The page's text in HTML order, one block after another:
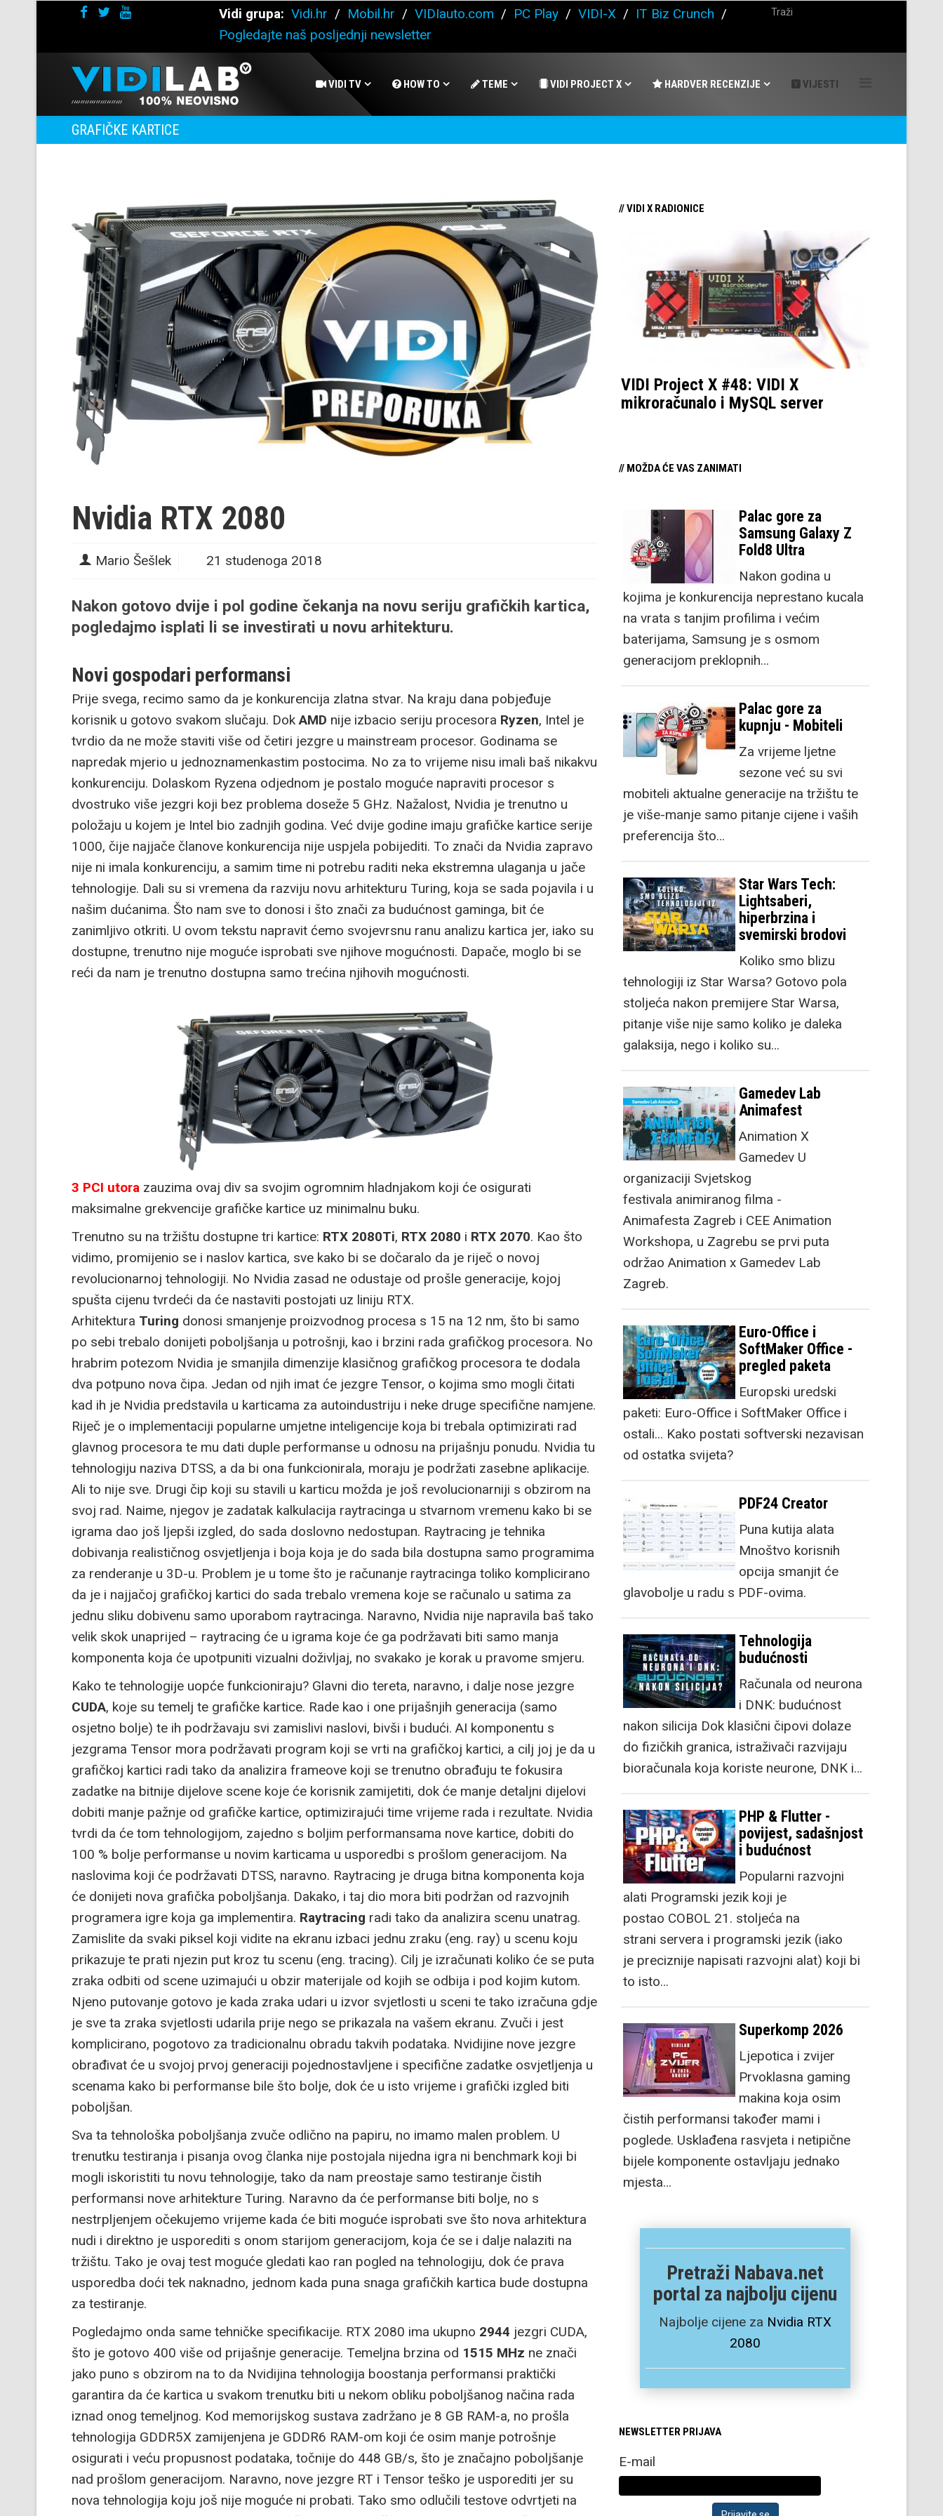
Vidi grupa: Vidi.hr / Mobil.hr / VIDIauto.com / PC Play / VIDI-X / IT Biz Crunch /
Pogledajte naš posljednji newsletter
VIDI TV HOW TO TEME VIDI PROJECT X HARDVER RECENZIJE VIJESTI
GRAFIČKE KARTICE
Nvidia RTX 2080
Mario Šešlek 21 studenoga 2018
Nakon gotovo dvije i pol godine čekanja na novu seriju grafičkih kartica,
pogledajmo isplati li se investirati u novu arhitekturu.
Novi gospodari performansi
Prije svega, recimo samo da je konkurencija zlatna stvar. Na kraju dana pobjeđuje
korisnik u gotovo svakom slučaju. DokAMD nije izbacio seriju procesora Ryzen, Intel je
tvrdio da ne može staviti više od četiri jezgre u mainstream procesor. Godinama se
napredak mjerio u jednoznamenkastim postocima. No za to vrijeme nisu imali baš nikakvu
konkurenciju. Dolaskom Ryzena odjednom je postalo moguće napraviti procesor s
dvostruko više jezgri koji bez problema doseže 5 GHz. Nažalost, Nvidia je trenutno u
položaju u kojem je Intel bio zadnjih godina. Već dvije godine imaju grafičke kartice serije
1000, čije najjače članove konkurencija nije uspjela pobijediti. To znači da Nvidia zapravo
nije ni imala konkurenciju, a samim time ni potrebu raditi neka ekstremna ulaganja u jače
tehnologije. Dali su si vremena da razviju novu arhitekturu Turing, koja se sada pojavila i u
našim dućanima. Što nam sve to donosi i što znači za budućnost gaminga, bit će
zanimljivo otkriti. U ovom tekstu napravit ćemo svojevrsnu ranu analizu kartica jer, iako su
dostupne, trenutno nije moguće isprobati sve njihove mogućnosti. Dapače, moglo bi se
reći da nam je trenutno dostupna samo trećina njihovih mogućnosti.
3 PCI utora zauzima ovaj div sa svojim ogromnim hladnjakom koji će osigurati
maksimalne grekvencije grafičke kartice uz minimalnu buku.
Trenutno su na tržištu dostupne tri kartice: RTX 2080Ti, RTX 2080 i RTX 2070. Kao što
vidimo, promijenio se i naslov kartica, sve kako bi se dočaralo da je riječ o novoj
revolucionarnoj tehnologiji. No Nvidia zasad ne odustaje od prošle generacije, kojoj
spušta cijenu tvrdeći da će nastaviti postojati uz liniju RTX.
Arhitektura Turing donosi smanjenje proizvodnog procesa s 15 na 12 nm, što bi samo
po sebi trebalo donijeti poboljšanja u potrošnji, kao i brzini rada grafičkog procesora. No
hrabrim potezom Nvidia je smanjila dimenzije klasičnog grafičkog procesora te dodala
dva potpuno nova čipa. Jedan od njih imat će jezgre Tensor, o kojima smo mogli čitati
kad ih je Nvidia predstavila u karticama za autoindustriju i neke druge specifične namjene.
Riječ je o implementaciji popularne umjetne inteligencije koja bi trebala optimizirati rad
glavnog procesora te mu dati duple performanse u odnosu na prijašnju ponudu. Nvidia tu
tehnologiju naziva DTSS, a da bi ona funkcionirala, moraju je podržati zasebne aplikacije.
Ali to nije sve. Drugi čip koji su stavili u karticu možda je još revolucionarniji s obzirom na
svoj rad. Naime, njegov je zadatak kalkulacija raytracinga u stvarnom vremenu kako bi se
igrama dao još ljepši izgled, do sada doslovno nedostupan. Raytracing je tehnika
dobivanja realističnog osvjetljenja i boja koja je do sada bila dostupna samo programima
za renderanje u 3D-u. Problem je u tome što je računanje raytracinga toliko komplicirano
da je i najjačoj grafičkoj kartici do sada trebalo vremena koje se računalo u satima za
jednu sliku dobivenu samo uporabom raytracinga. Naravno, Nvidia nije napravila baš tako
velik skok unaprijed – raytracing će u igrama koje će ga podržavati biti samo manja
komponenta koja će upotpuniti vizualni doživljaj, no svakako je korak u pravome smjeru.
Kako te tehnologije uopće funkcioniraju? Glavni dio tereta, naravno, i dalje nose jezgre
CUDA, koje su temelj te grafičke kartice. Rade kao i one prijašnjih generacija (samo
osjetno bolje) te ih podržavaju svi zamislivi naslovi, bivši i budući. AI komponentu s
jezgrama Tensor mora podržavati program koji se vrti na grafičkoj kartici, a cilj joj je da u
grafičkoj kartici radi tako da analizira frameove koji se trenutno obrađuju te fokusira
zadatke na bitnije dijelove scene koje će korisnik zamijetiti, dok će manje detaljni dijelovi
dobiti manje pažnje od grafičke kartice, optimizirajući time vrijeme rada i rezultate. Nvidia
tvrdi da će tom tehnologijom, zajedno s boljim performansama nove kartice, dobiti do
100 % bolje performanse u novim karticama u usporedbi s prošlom generacijom. Na
naslovima koji će podržavati DTSS, naravno. Raytracing je druga bitna komponenta koja
će donijeti nova grafička poboljšanja. Dakako, i taj dio mora biti podržan od razvojnih
programera igre koja ga implementira. Raytracing radi tako da analizira scenu unatrag.
Zamislite da svaki piksel koji vidite na ekranu izbaci jednu zraku (eng. ray) u scenu koju
prikazuje te prati njezin put kroz tu scenu (eng. tracing). Cilj je izračunati koliko će se puta
zraka odbiti od scene uzimajući u obzir materijale od kojih se odbija i pod kojim kutom.
Njeno putovanje gotovo je kada zraka udari u izvor svjetlosti u sceni te tako izračuna gdje
je sve ta zraka svjetlosti udarila prije nego se prikazala na vašem ekranu. Zvuči i jest
komplicirano, pogotovo za tradicionalnu obradu takvih podataka. Nvidijine nove jezgre
obrađivat će u svojoj prvoj generaciji pojednostavljene i specifične zadatke osvjetljenja u
scenama kako bi performanse bile što bolje, dok će u isto vrijeme i grafički izgled biti
poboljšan.
Sva ta tehnološka poboljšanja zvuče odlično na papiru, no imamo malen problem. U
trenutku testiranja i pisanja ovog članka nije postojala nijedna igra ni benchmark koji bi
mogli iskoristiti tu novu tehnologije, tako da nam preostaje samo testiranje čistih
performansi nove arhitekture Turing. Naravno da će performanse biti bolje, no s
nestrpljenjem očekujemo vrijeme kada će biti moguće isprobati sve što nova arhitektura
nudi i direktno je usporediti s onom starijom generacijom, koja će se i dalje nalaziti na
tržištu. Tako je ovaj test moguće gledati kao ran pogled na tehnologiju, dok će prava
usporedba doći tek naknadno, jednom kada puna snaga grafičkih kartica bude dostupna
za testiranje.
Pogledajmo onda same tehničke specifikacije. RTX 2080 ima ukupno 2944 jezgri CUDA,
što je gotovo 400 više od prijašnje generacije. Temeljna brzina od 1515 MHz ne znači
jako puno s obzirom na to da Nvidijina tehnologija boostanja performansi praktički
garantira da će kartica u svakom trenutku biti u nekom obliku poboljšanog načina rada
iznad onog temeljnog. Kod memorijskog sustava zadržano je 8 GB RAM-a, no prošla
tehnologija GDDR5X zamijenjena je GDDR6 RAM-om koji će osim manje potrošnje
osigurati i veću propusnost podataka, točnije do 448 GB/s, što je značajno poboljšanje
nad prošlom generacijom. Naravno, nove jezgre RT i Tensor teško je usporediti jer su
nova tehnologija koju još nije moguće ni probati. Tako smo odlučili testove odvrtjeti na
// VIDI X RADIONICE
VIDI Project X #48: VIDI X
mikroračunalo i MySQL server
// MOŽDA ĆE VAS ZANIMATI
Palac gore za
Samsung Galaxy Z
Fold8 Ultra
Nakon godina u
kojima je konkurencija neprestano kucala
na vrata s tanjim profilima i većim
baterijama, Samsung je s osmom
generacijom preklopnih…
Palac gore za
kupnju - Mobiteli
Za vrijeme ljetne
sezone već su svi
mobiteli aktualne generacije na tržištu te
je više-manje samo pitanje cijene i vaših
preferencija što…
Star Wars Tech:
Lightsaberi,
hiperbrzina i
svemirski brodovi
Koliko smo blizu
tehnologiji iz Star Warsa? Gotovo pola
stoljeća nakon premijere Star Warsa,
pitanje više nije samo koliko je daleka
galaksija, nego i koliko su…
Gamedev Lab
Animafest
Animation X
Gamedev U
organizaciji Svjetskog
festivala animiranog filma -
Animafesta Zagreb i CEE Animation
Workshopa, u Zagrebu se prvi puta
održao Animation x Gamedev Lab
Zagreb.
Euro-Office i
SoftMaker Office -
pregled paketa
Europski uredski
paketi: Euro-Office i SoftMaker Office i
ostali... Kako postati softverski nezavisan
od ostatka svijeta?
PDF24 Creator
Puna kutija alata
Mnoštvo korisnih
opcija smanjit će
glavobolje u radu s PDF-ovima.
Tehnologija
budućnosti
Računala od neurona
i DNK: budućnost
nakon silicija Dok klasični čipovi dolaze
do fizičkih granica, istraživači razvijaju
bioračunala koja koriste neurone, DNK i…
PHP & Flutter -
povijest, sadašnjost
i budućnost
Popularni razvojni
alati Programski jezik koji je
postao COBOL 21. stoljeća na
strani servera i programski jezik (iako
je preciznije napisati razvojni alat) koji bi
to isto…
Superkomp 2026
Ljepotica i zvijer
Prvoklasna gaming
makina koja osim
čistih performansi također mami i
poglede. Usklađena rasvjeta i netipične
bijele komponente ostavljaju jednako
mjesta…
Pretraži Nabava.net
portal za najbolju cijenu
Najbolje cijene za Nvidia RTX
2080
NEWSLETTER PRIJAVA
E-mail